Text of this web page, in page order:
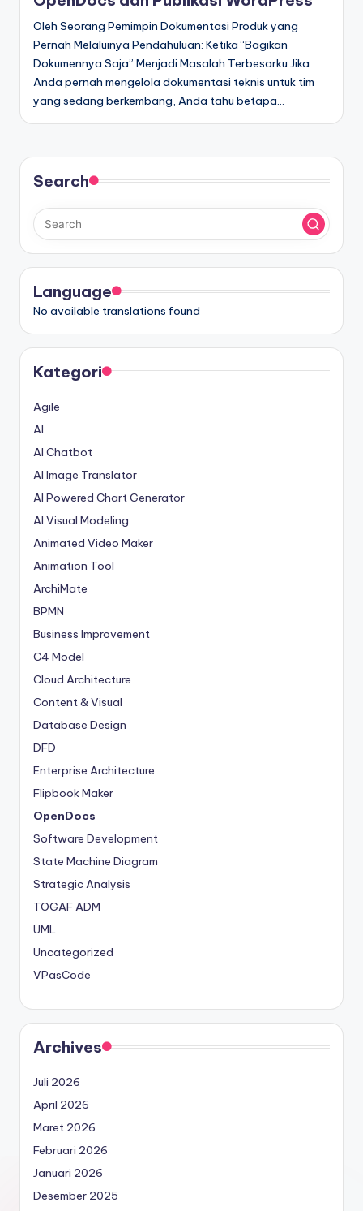
Oleh Seorang Pemimpin Dokumentasi Produk yang
Pernah Melaluinya Pendahuluan: Ketika “Bagikan
Dokumennya Saja” Menjadi Masalah Terbesarku Jika
Anda pernah mengelola dokumentasi teknis untuk tim
yang sedang berkembang, Anda tahu betapa…
Search
Language
No available translations found
Kategori
Agile
AI
AI Chatbot
AI Image Translator
AI Powered Chart Generator
AI Visual Modeling
Animated Video Maker
Animation Tool
ArchiMate
BPMN
Business Improvement
C4 Model
Cloud Architecture
Content & Visual
Database Design
DFD
Enterprise Architecture
Flipbook Maker
OpenDocs
Software Development
State Machine Diagram
Strategic Analysis
TOGAF ADM
UML
Uncategorized
VPasCode
Archives
Juli 2026
April 2026
Maret 2026
Februari 2026
Januari 2026
Desember 2025